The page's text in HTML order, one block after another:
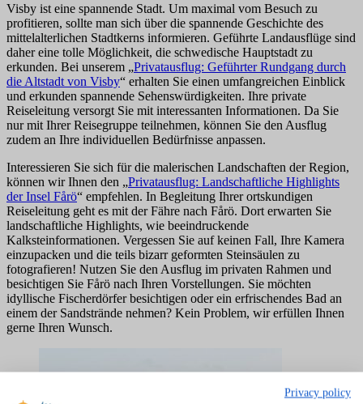
Visby ist eine spannende Stadt. Um maximal vom Besuch zu
profitieren, sollte man sich über die spannende Geschichte des
mittelalterlichen Stadtkerns informieren. Geführte Landausflüge sind
daher eine tolle Möglichkeit, die schwedische Hauptstadt zu
erkunden. Bei unserem „Privatausflug: Geführter Rundgang durch
die Altstadt von Visby“ erhalten Sie einen umfangreichen Einblick
und erkunden spannende Sehenswürdigkeiten. Ihre private
Reiseleitung versorgt Sie mit interessanten Informationen. Da Sie
nur mit Ihrer Reisegruppe teilnehmen, können Sie den Ausflug
zudem an Ihre individuellen Bedürfnisse anpassen.
Interessieren Sie sich für die malerischen Landschaften der Region,
können wir Ihnen den „Privatausflug: Landschaftliche Highlights
der Insel Fårö“ empfehlen. In Begleitung Ihrer ortskundigen
Reiseleitung geht es mit der Fähre nach Fårö. Dort erwarten Sie
landschaftliche Highlights, wie beeindruckende
Kalksteinformationen. Vergessen Sie auf keinen Fall, Ihre Kamera
einzupacken und die teils bizarr geformten Steinsäulen zu
fotografieren! Nutzen Sie den Ausflug im privaten Rahmen und
besichtigen Sie Fårö nach Ihren Vorstellungen. Sie möchten
idyllische Fischerdörfer besichtigen oder ein erfrischendes Bad an
einem der Sandstrände nehmen? Kein Problem, wir erfüllen Ihnen
gerne Ihren Wunsch.
Privacy policy